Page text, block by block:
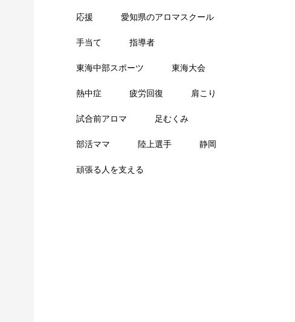
応援 愛知県のアロマスクール
手当て 指導者
東海中部スポーツ 東海大会
熱中症 疲労回復 肩こり
試合前アロマ 足むくみ
部活ママ 陸上選手 静岡
頑張る人を支える